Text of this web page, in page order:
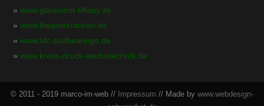
»www.glaskunst-tiffany.de
»www.theaterkracken.de
»www.afc-ballbearings.de
»www.kress-druck-werbetechnik.de
© 2011 - 2019 marco-im-web // Impressum // Made by www.webdesign-